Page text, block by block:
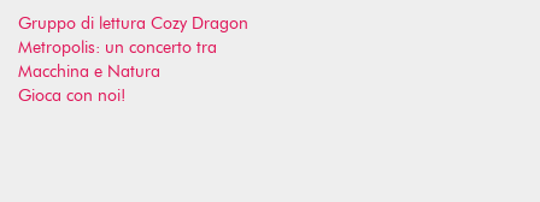
Gruppo di lettura Cozy Dragon
Metropolis: un concerto tra
Macchina e Natura
Gioca con noi!